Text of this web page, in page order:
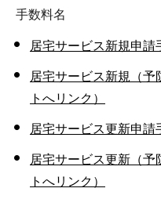
手数料名
居宅サービス新規申請
居宅サービス新規（予
トへリンク）
居宅サービス更新申請
居宅サービス更新（予
トへリンク）